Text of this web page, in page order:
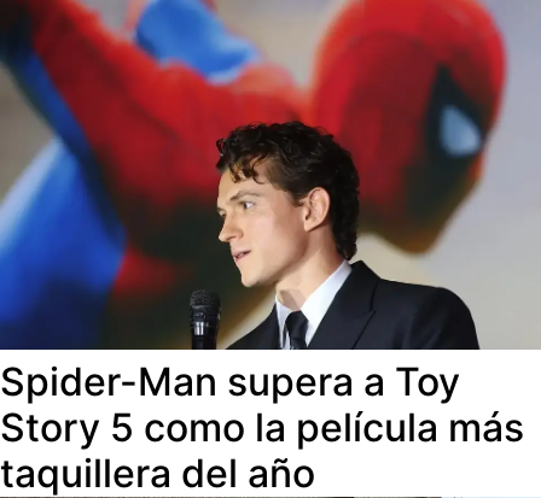
Spider-Man supera a Toy
Story 5 como la película más
taquillera del año